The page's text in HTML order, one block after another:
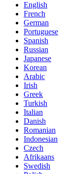
English
French
German
Portuguese
Spanish
Russian
Japanese
Korean
Arabic
Irish
Greek
Turkish
Italian
Danish
Romanian
Indonesian
Czech
Afrikaans
Swedish